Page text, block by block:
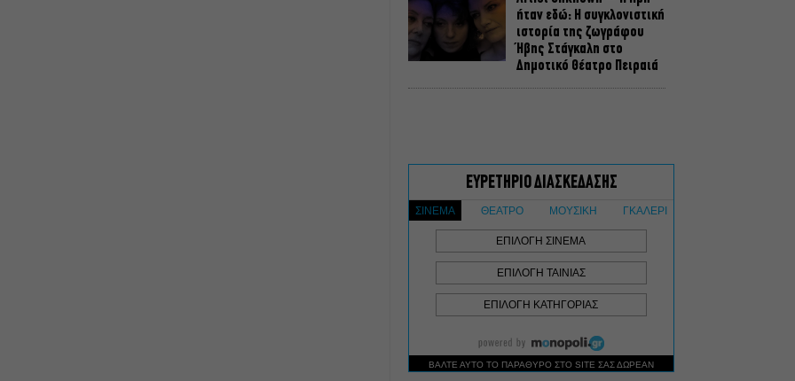
ήταν εδώ: Η συγκλονιστική
ιστορία της ζωγράφου
Ήβης Στάγκαλη στο
Δημοτικό Θέατρο Πειραιά
δημιουργία ορχήστρας
δωματίου
του πολυβραβευμένου
Brian Friel τον Οκτώβριο
στο Θέατρο Μπέλλος
Λάκης Χαλκιάς: Πλήθος
κόσμου στο τελευταίο
“αντίο” στο Α’
Νεκροταφείο Αθηνών